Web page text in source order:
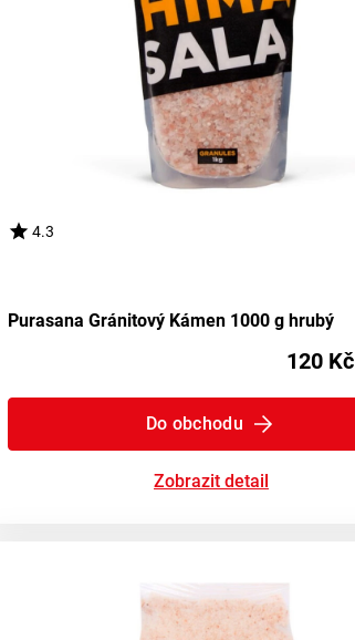
4.3
Purasana Gránitový Kámen 1000 g hrubý
120 Kč
Do obchodu
Zobrazit detail